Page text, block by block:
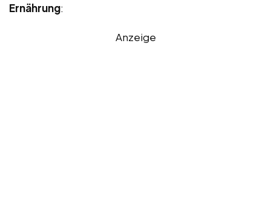
Ernährung:
Anzeige